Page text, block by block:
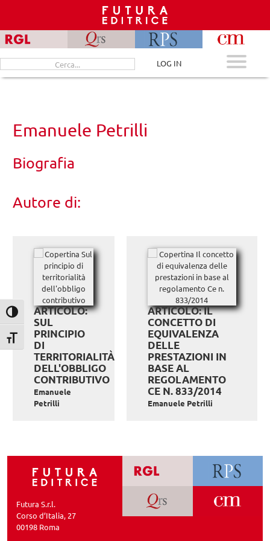
Attiva/disattiva alto contrasto
Attiva/disattiva dimensione testo
content
Cerca
per:
LOG IN
Emanuele Petrilli
Biografia
Autore di:
ARTICOLO:
SUL
PRINCIPIO
DI
TERRITORIALITÀ
DELL'OBBLIGO
CONTRIBUTIVO
Emanuele
Petrilli
ARTICOLO: IL
CONCETTO DI
EQUIVALENZA
DELLE
PRESTAZIONI IN
BASE AL
REGOLAMENTO
CE N. 833/2014
Emanuele Petrilli
Futura S.r.l.
Corso d’Italia, 27
00198 Roma